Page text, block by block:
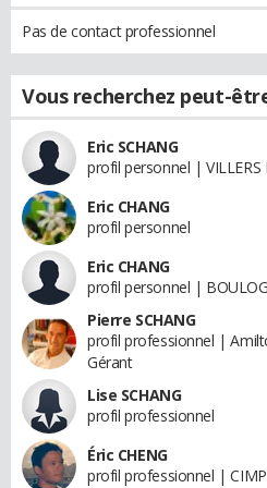
Pas de contact professionnel
Vous recherchez peut-
Eric SCHANG
profil personnel | VILLERS
Eric CHANG
profil personnel
Eric CHANG
profil personnel |
Pierre SCHANG
profil professionnel |
Gérant
Lise SCHANG
profil professionnel
Éric CHENG
profil professionnel |